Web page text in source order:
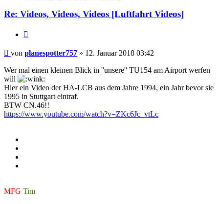
Re: Videos, Videos, Videos [Luftfahrt Videos]
Beitrag
von planespotter757 » 12. Januar 2018 03:42
Wer mal einen kleinen Blick in ''unsere'' TU154 am Airport werfen
will
Hier ein Video der HA-LCB aus dem Jahre 1994, ein Jahr bevor sie
1995 in Stuttgart eintraf.
BTW CN.46!!
https://www.youtube.com/watch?v=ZKc6Jc_vtLc
MFG Tim